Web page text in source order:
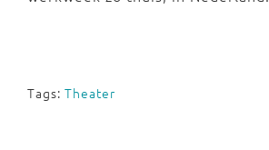
Tags: Theater